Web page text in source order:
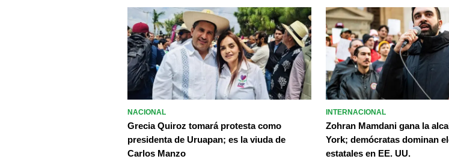
NACIONAL
Grecia Quiroz tomará protesta como
presidenta de Uruapan; es la viuda de
Carlos Manzo
INTERNACIONAL
Zohran Mamdani gana la
York; demócratas dominan
estatales en EE. UU.